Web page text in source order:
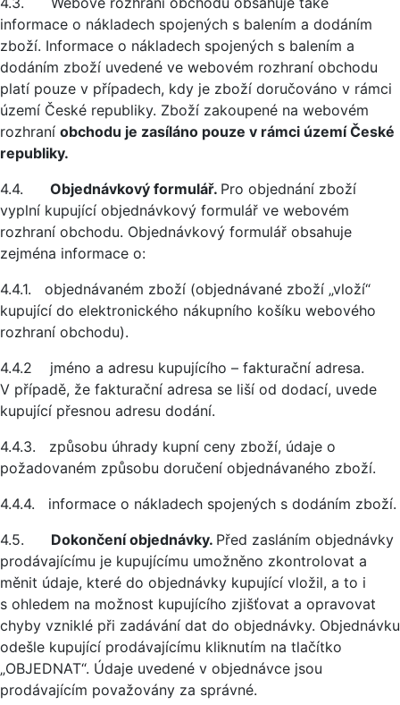
informace o nákladech spojených s balením a dodáním
zboží. Informace o nákladech spojených s balením a
dodáním zboží uvedené ve webovém rozhraní obchodu
platí pouze v případech, kdy je zboží doručováno v rámci
území České republiky. Zboží zakoupené na webovém
rozhraní obchodu je zasíláno pouze v rámci území České
republiky.
4.4. Objednávkový formulář. Pro objednání zboží
vyplní kupující objednávkový formulář ve webovém
rozhraní obchodu. Objednávkový formulář obsahuje
zejména informace o:
4.4.1. objednávaném zboží (objednávané zboží „vloží“
kupující do elektronického nákupního košíku webového
rozhraní obchodu).
4.4.2 jméno a adresu kupujícího – fakturační adresa.
V případě, že fakturační adresa se liší od dodací, uvede
kupující přesnou adresu dodání.
4.4.3. způsobu úhrady kupní ceny zboží, údaje o
požadovaném způsobu doručení objednávaného zboží.
4.4.4. informace o nákladech spojených s dodáním zboží.
4.5. Dokončení objednávky. Před zasláním objednávky
prodávajícímu je kupujícímu umožněno zkontrolovat a
měnit údaje, které do objednávky kupující vložil, a to i
s ohledem na možnost kupujícího zjišťovat a opravovat
chyby vzniklé při zadávání dat do objednávky. Objednávku
odešle kupující prodávajícímu kliknutím na tlačítko
„OBJEDNAT“. Údaje uvedené v objednávce jsou
prodávajícím považovány za správné.